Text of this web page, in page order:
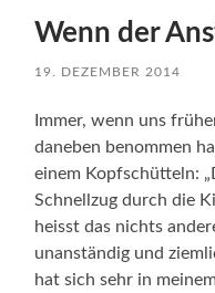
Wenn der
19. DEZEMBER 2014
Immer, wenn uns
daneben benommen
einem Kopfschütteln:
Schnellzug durch die
heisst das nichts
unanständig und
hat sich sehr in